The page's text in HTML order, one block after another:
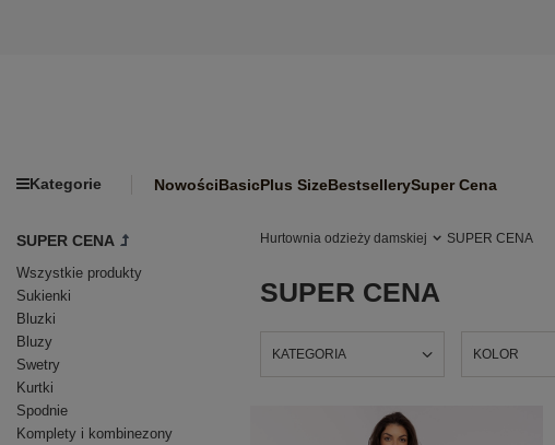
Kategorie NowościBasicPlus SizeBestsellerySuper Cena
SUPER CENA
Wszystkie produkty
Sukienki
Bluzki
Bluzy
Swetry
Kurtki
Spodnie
Komplety i kombinezony
Hurtownia odzieży damskiej SUPER CENA
SUPER CENA
KATEGORIA KOLOR